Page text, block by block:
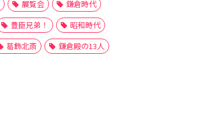
展覧会
鎌倉時代
豊臣兄弟！
昭和時代
葛飾北斎 鎌倉殿の13人